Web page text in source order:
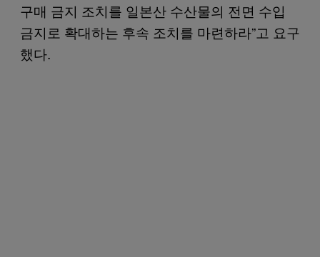
구매 금지 조치를 일본산 수산물의 전면 수입
금지로 확대하는 후속 조치를 마련하라”고 요구
했다.